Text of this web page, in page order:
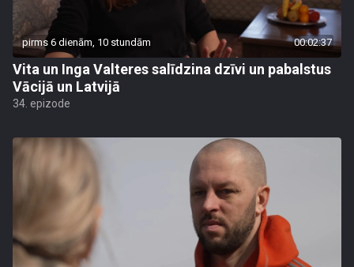
pirms 6 dienām, 10 stundām 00:02:37
Vita un Inga Valteres salīdzina dzīvi un pabalstus
Vācijā un Latvijā
34. epizode